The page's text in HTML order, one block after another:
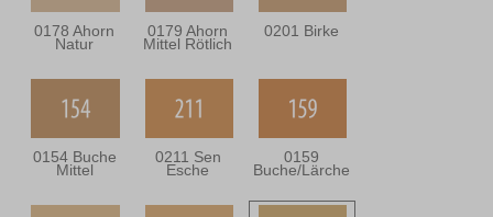
0178 Ahorn
Natur
0179 Ahorn
Mittel Rötlich
0201 Birke
0154 Buche
Mittel
0211 Sen
Esche
0159
Buche/Lärche